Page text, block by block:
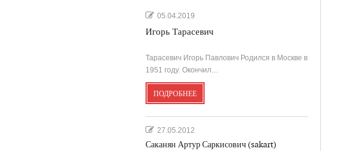
05.04.2019
Игорь Тарасевич
Тарасевич Игорь Павлович Родился в Москве в
1951 году. Окончил…
ПОДРОБНЕЕ
27.05.2012
Саканян Артур Саркисович (sakart)